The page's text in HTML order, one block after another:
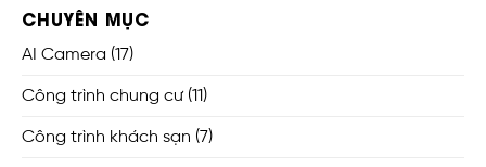
CHUYÊN MỤC
AI Camera (17)
Công trình chung cư(11)
Công trình khách sạn (7)